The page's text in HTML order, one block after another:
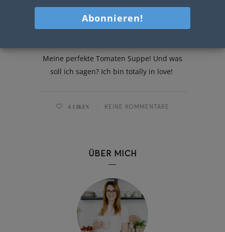
Meine perfekte Tomaten Suppe! Und was
soll ich sagen? Ich bin totally in love!
4 LIKES KEINE KOMMENTARE
ÜBER MICH